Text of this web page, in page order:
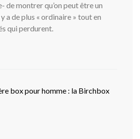
de montrer qu’on peut être un
a de plus « ordinaire » tout en
qui perdurent.
box pour homme : la Birchbox